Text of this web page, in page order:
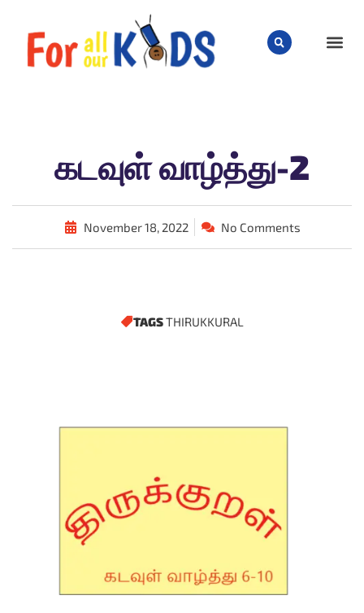
கடவுள் வாழ்த்து-2
November 18, 2022 No Comments
TAGSTHIRUKKURAL